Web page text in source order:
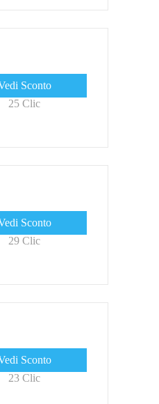
Sconto
25 Clic
Sconto
29 Clic
Sconto
23 Clic